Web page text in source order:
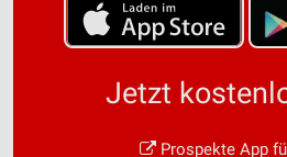
Jetzt
Prospekte App